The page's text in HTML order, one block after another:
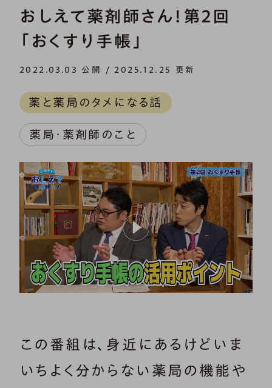
おしえて薬剤師さん！第2回
「おくすり手帳」
2022.03.03 公開 / 2025.12.25 更新
薬と薬局のタメになる話
薬局・薬剤師のこと
この番組は、身近にあるけどいま
いちよく分からない薬局の機能や